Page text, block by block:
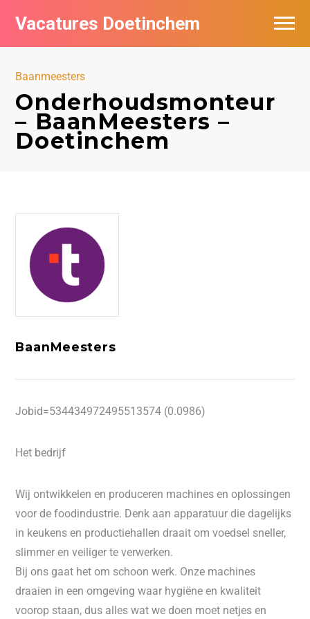
Vacatures Doetinchem
Baanmeesters
Onderhoudsmonteur
– BaanMeesters –
Doetinchem
BaanMeesters
Jobid=534434972495513574 (0.0986)
Het bedrijf
Wij ontwikkelen en produceren machines en oplossingen
voor de foodindustrie. Denk aan apparatuur die dagelijks
in keukens en productiehallen draait om voedsel sneller,
slimmer en veiliger te verwerken.
Bij ons gaat het om schoon werk. Onze machines
draaien in een omgeving waar hygiëne en kwaliteit
voorop staan, dus alles wat we doen moet netjes en
Vacatures per bedrijf
Nieuwsbrief feed